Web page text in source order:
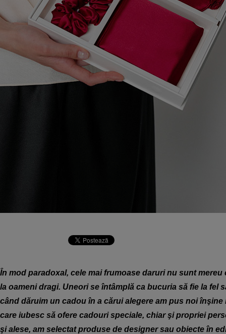
În mod paradoxal, cele mai frumoase daruri nu sunt mereu
la oameni dragi. Uneori se întâmplă ca bucuria să fie la fel
când dăruim un cadou în a cărui alegere am pus noi înşine
care iubesc să ofere cadouri speciale, chiar şi propriei
şi alese, am selectat produse de designer sau obiecte în